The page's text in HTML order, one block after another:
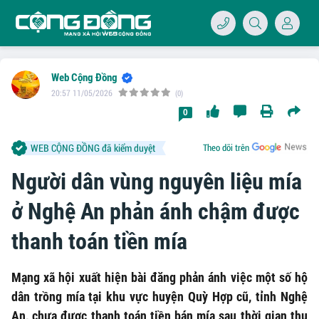
Người dân vùng nguyên liệu mía
ở Nghệ An phản ánh chậm được
thanh toán tiền mía
Mạng xã hội xuất hiện bài đăng phản ánh việc một số hộ
dân trồng mía tại khu vực huyện Quỳ Hợp cũ, tỉnh Nghệ
An, chưa được thanh toán tiền bán mía sau thời gian thu
Web Cộng Đồng
20:57 11/05/2026 (0)
0
Theo dõi trên
WEB CỘNG ĐỒNG đã kiểm duyệt